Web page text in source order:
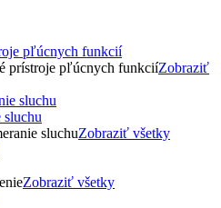
pľúcnych funkcií
prístroje pľúcnych funkciíZobraziť
sluchu
sluchuZobraziť všetky
Zobraziť všetky